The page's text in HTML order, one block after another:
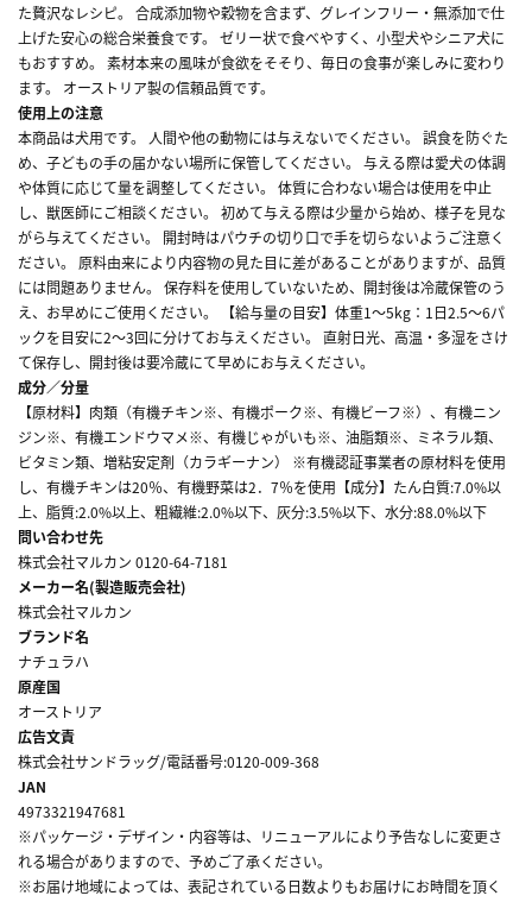
た贅沢なレシピ。 合成添加物や穀物を含まず、グレインフリー・無添加で仕
上げた安心の総合栄養食です。 ゼリー状で食べやすく、小型犬やシニア犬に
もおすすめ。 素材本来の風味が食欲をそそり、毎日の食事が楽しみに変わり
ます。 オーストリア製の信頼品質です。
使用上の注意
本商品は犬用です。 人間や他の動物には与えないでください。 誤食を防ぐた
め、子どもの手の届かない場所に保管してください。 与える際は愛犬の体調
や体質に応じて量を調整してください。 体質に合わない場合は使用を中止
し、獣医師にご相談ください。 初めて与える際は少量から始め、様子を見な
がら与えてください。 開封時はパウチの切り口で手を切らないようご注意く
ださい。 原料由来により内容物の見た目に差があることがありますが、品質
には問題ありません。 保存料を使用していないため、開封後は冷蔵保管のう
え、お早めにご使用ください。 【給与量の目安】体重1～5kg：1日2.5～6パ
ックを目安に2～3回に分けてお与えください。 直射日光、高温・多湿をさけ
て保存し、開封後は要冷蔵にて早めにお与えください。
成分／分量
【原材料】肉類（有機チキン※、有機ポーク※、有機ビーフ※）、有機ニン
ジン※、有機エンドウマメ※、有機じゃがいも※、油脂類※、ミネラル類、
ビタミン類、増粘安定剤（カラギーナン） ※有機認証事業者の原材料を使用
し、有機チキンは20％、有機野菜は2．7％を使用【成分】たん白質:7.0%以
上、脂質:2.0%以上、粗繊維:2.0%以下、灰分:3.5%以下、水分:88.0%以下
問い合わせ先
株式会社マルカン 0120-64-7181
メーカー名(製造販売会社)
株式会社マルカン
ブランド名
ナチュラハ
原産国
オーストリア
広告文責
株式会社サンドラッグ/電話番号:0120-009-368
JAN
4973321947681
※パッケージ・デザイン・内容等は、リニューアルにより予告なしに変更さ
れる場合がありますので、予めご了承ください。
※お届け地域によっては、表記されている日数よりもお届けにお時間を頂く